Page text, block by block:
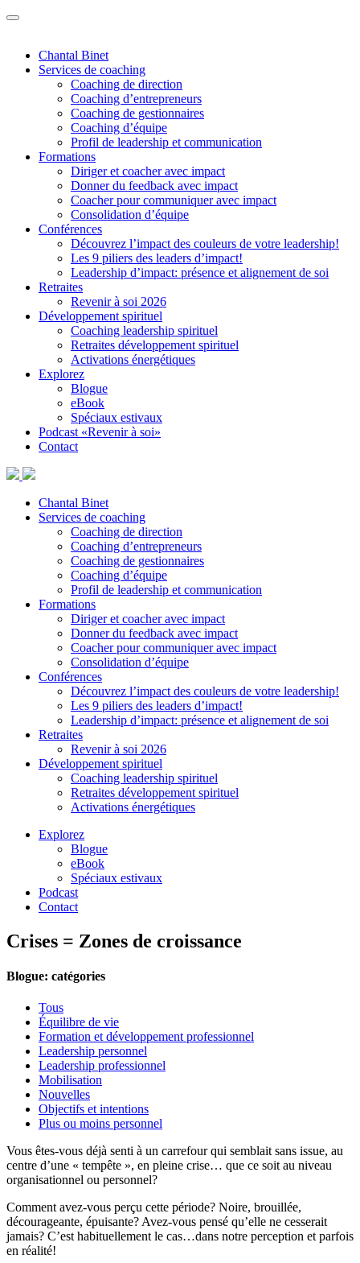
Chantal Binet
Services de coaching
Coaching de direction
Coaching d’entrepreneurs
Coaching de gestionnaires
Coaching d’équipe
Profil de leadership et communication
Formations
Diriger et coacher avec impact
Donner du feedback avec impact
Coacher pour communiquer avec impact
Consolidation d’équipe
Conférences
Découvrez l’impact des couleurs de votre leadership!
Les 9 piliers des leaders d’impact!
Leadership d’impact: présence et alignement de soi
Retraites
Revenir à soi 2026
Développement spirituel
Coaching leadership spirituel
Retraites développement spirituel
Activations énergétiques
Explorez
Blogue
eBook
Spéciaux estivaux
Podcast «Revenir à soi»
Contact
Chantal Binet
Services de coaching
Coaching de direction
Coaching d’entrepreneurs
Coaching de gestionnaires
Coaching d’équipe
Profil de leadership et communication
Formations
Diriger et coacher avec impact
Donner du feedback avec impact
Coacher pour communiquer avec impact
Consolidation d’équipe
Conférences
Découvrez l’impact des couleurs de votre leadership!
Les 9 piliers des leaders d’impact!
Leadership d’impact: présence et alignement de soi
Retraites
Revenir à soi 2026
Développement spirituel
Coaching leadership spirituel
Retraites développement spirituel
Activations énergétiques
Explorez
Blogue
eBook
Spéciaux estivaux
Podcast
Contact
Crises = Zones de croissance
Blogue: catégories
Tous
Équilibre de vie
Formation et développement professionnel
Leadership personnel
Leadership professionnel
Mobilisation
Nouvelles
Objectifs et intentions
Plus ou moins personnel
Vous êtes-vous déjà senti à un carrefour qui semblait sans issue, au
centre d’une « tempête », en pleine crise… que ce soit au niveau
organisationnel ou personnel?
Comment avez-vous perçu cette période? Noire, brouillée,
décourageante, épuisante? Avez-vous pensé qu’elle ne cesserait
jamais? C’est habituellement le cas…dans notre perception et parfois
en réalité!